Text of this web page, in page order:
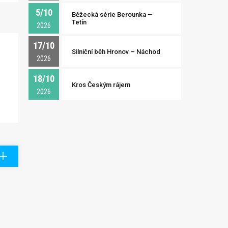
5/10
2026
Běžecká série Berounka –
Tetín
17/10
2026
Silniční běh Hronov – Náchod
18/10
2026
Kros Českým rájem